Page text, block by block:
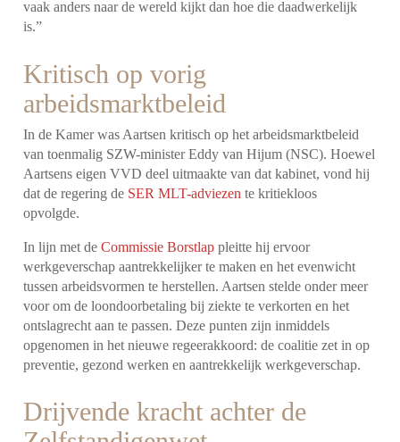
vaak anders naar de wereld kijkt dan hoe die daadwerkelijk
is.”
Kritisch op vorig
arbeidsmarktbeleid
In de Kamer was Aartsen kritisch op het arbeidsmarktbeleid
van toenmalig SZW-minister Eddy van Hijum (NSC). Hoewel
Aartsens eigen VVD deel uitmaakte van dat kabinet, vond hij
dat de regering de SER MLT-adviezen te kritiekloos
opvolgde.
In lijn met deCommissie Borstlap pleitte hij ervoor
werkgeverschap aantrekkelijker te maken en het evenwicht
tussen arbeidsvormen te herstellen. Aartsen stelde onder meer
voor om de loondoorbetaling bij ziekte te verkorten en het
ontslagrecht aan te passen. Deze punten zijn inmiddels
opgenomen in het nieuwe regeerakkoord: de coalitie zet in op
preventie, gezond werken en aantrekkelijk werkgeverschap.
Drijvende kracht achter de